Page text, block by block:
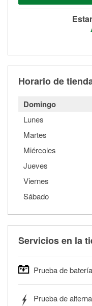
Horario de
Domingo
Lunes
Martes
Miércoles
Jueves
Viernes
Sábado
Servicios en la
Prueba de batería
autos, camionetas,
Prueba de